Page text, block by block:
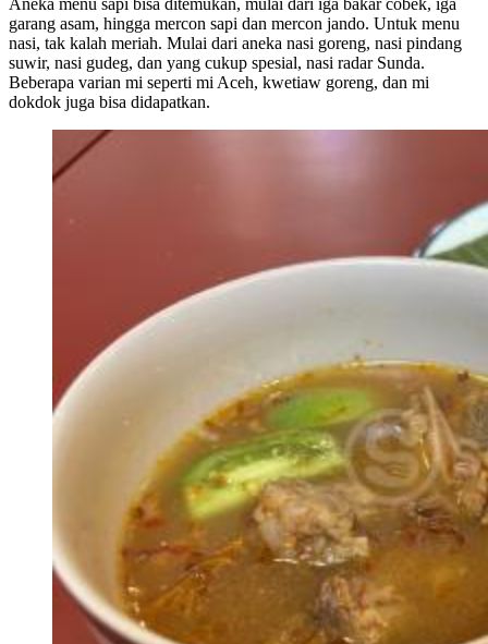
garang asam, hingga mercon sapi dan mercon jando. Untuk menu
nasi, tak kalah meriah. Mulai dari aneka nasi goreng, nasi pindang
suwir, nasi gudeg, dan yang cukup spesial, nasi radar Sunda.
Beberapa varian mi seperti mi Aceh, kwetiaw goreng, dan mi
dokdok juga bisa didapatkan.